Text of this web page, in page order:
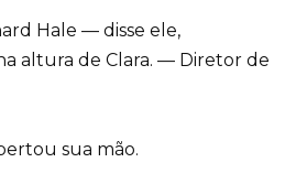
Hale — disse ele,
altura de Clara. — Diretor de
sua mão.